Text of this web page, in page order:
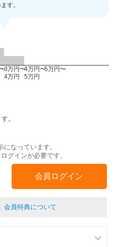
す。
3万円〜
4万円
4万円〜
5万円
5万円〜
。
なっています。
グインが必要です。
会員ログイン
会員特典について